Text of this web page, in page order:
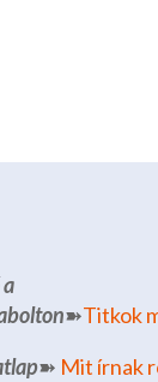
➽Titkok
➽ Mit írnak